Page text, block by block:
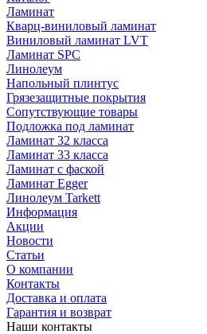
Ламинат
Кварц-виниловый ламинат
Виниловый ламинат LVT
Ламинат SPC
Линолеум
Напольный плинтус
Грязезащитные покрытия
Сопутствующие товары
Подложка под ламинат
Ламинат 32 класса
Ламинат 33 класса
Ламинат с фаской
Ламинат Egger
Линолеум Tarkett
Информация
Акции
Новости
Статьи
О компании
Контакты
Доставка и оплата
Гарантия и возврат
Наши контакты